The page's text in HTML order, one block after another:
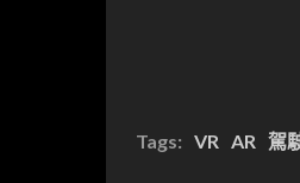
Tags: VR AR 駕